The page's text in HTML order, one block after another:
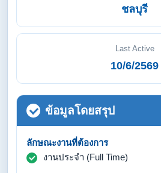
ชลบุรี
Last Active
10/6/2569
ข้อมูลโดยสรุป
ลักษณะงานที่ต้องการ
งานประจำ (Full Time)